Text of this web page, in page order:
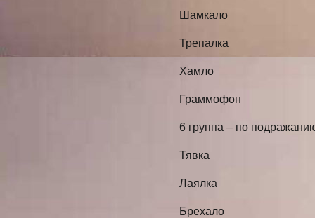
Шамкало
Трепалка
Хамло
Граммофон
6 группа – по
Тявка
Лаялка
Брехало